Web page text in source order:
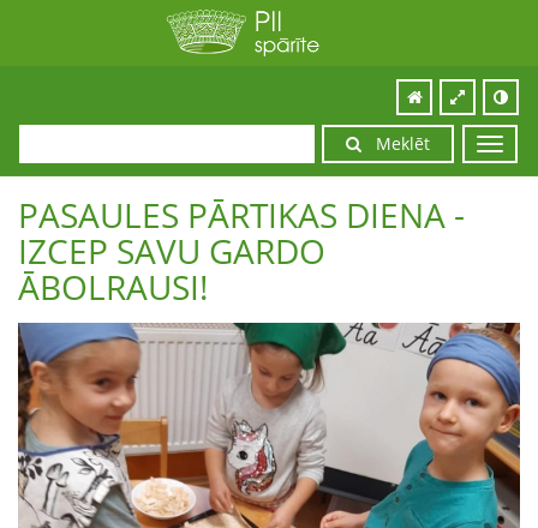
Meklēt
PASAULES PĀRTIKAS DIENA -
IZCEP SAVU GARDO
ĀBOLRAUSI!